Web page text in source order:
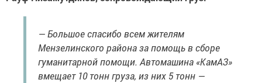
— Большое спасибо всем жителям
Мензелинского района за помощь в сборе
гуманитарной помощи. Автомашина «КамАЗ»
вмещает 10 тонн груза, из них 5 тонн —